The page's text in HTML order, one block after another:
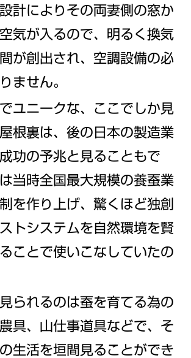
計によりその両妻側の窓か
気が入るので、明るく換気
が創出され、空調設備の必
ません。
ユニークな、ここでしか見
根裏は、後の日本の製造業
功の予兆と見ることもで
当時全国最大規模の養蚕業
を作り上げ、驚くほど独創
トシステムを自然環境を賢
ことで使いこなしていたの
られるのは蚕を育てる為の
具、山仕事道具などで、そ
生活を垣間見ることができ